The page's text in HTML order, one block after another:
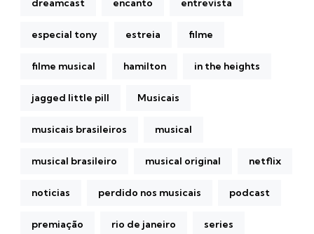
especial tony estreia filme
filme musical hamilton in the heights
jagged little pill Musicais
musicais brasileiros musical
musical brasileiro musical original netflix
noticias perdido nos musicais podcast
premiação rio de janeiro series